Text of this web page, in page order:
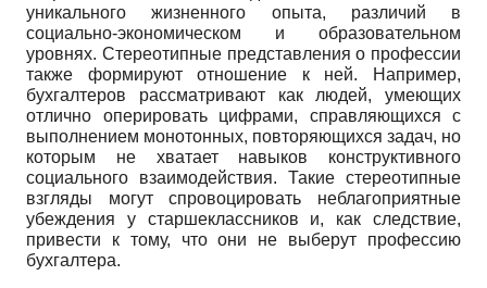
уникального жизненного опыта, различий в
социально-экономическом и образовательном
уровнях. Стереотипные представления о профессии
также формируют отношение к ней. Например,
бухгалтеров рассматривают как людей, умеющих
отлично оперировать цифрами, справляющихся с
выполнением монотонных, повторяющихся задач, но
которым не хватает навыков конструктивного
социального взаимодействия. Такие стереотипные
взгляды могут спровоцировать неблагоприятные
убеждения у старшеклассников и, как следствие,
привести к тому, что они не выберут профессию
бухгалтера.